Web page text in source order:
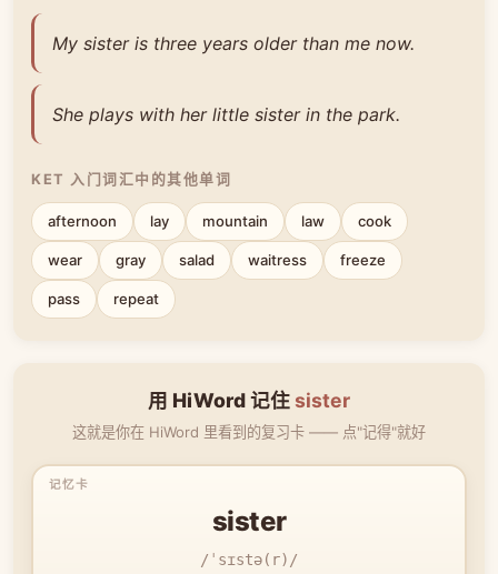
My sister is three years older than me now.
She plays with her little sister in the park.
KET 入门词汇中的其他单词
afternoon lay mountain law cook
wear gray salad waitress freeze
pass repeat
用 HiWord 记住sister
这就是你在 HiWord 里看到的复习卡 —— 点"记得"就好
sister
/ˈsɪstə(r)/